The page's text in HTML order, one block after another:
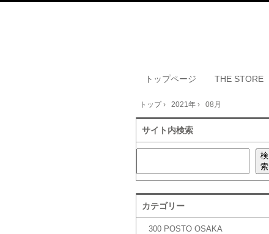
トップページ THE STORE
トップ› 2021年 › 08月
サイト内検索
検
索
カテゴリー
300 POSTO OSAKA